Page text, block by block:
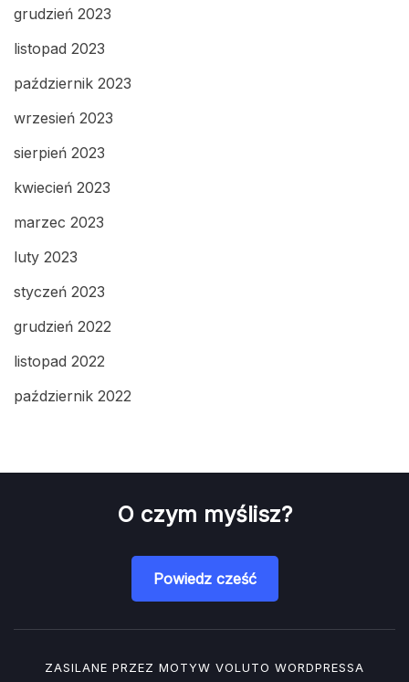
grudzień 2023
listopad 2023
październik 2023
wrzesień 2023
sierpień 2023
kwiecień 2023
marzec 2023
luty 2023
styczeń 2023
grudzień 2022
listopad 2022
październik 2022
O czym myślisz?
Powiedz cześć
ZASILANE PRZEZ MOTYW VOLUTO WORDPRESSA